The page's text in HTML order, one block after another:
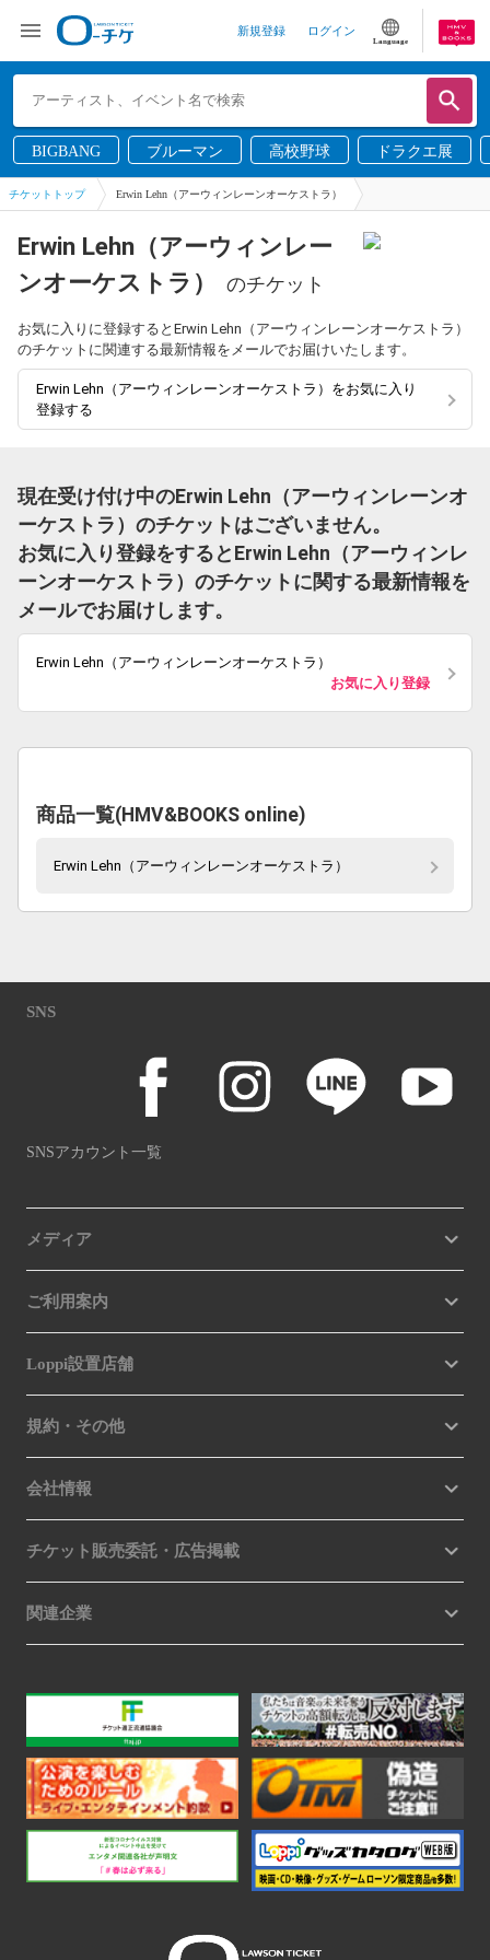
新規登録 ログイン
Language
BIGBANG ブルーマン 高校野球 ドラクエ展
チケットトップ Erwin Lehn（アーウィンレーンオーケストラ）
Erwin Lehn（アーウィンレー
ンオーケストラ）
のチケット
お気に入りに登録するとErwin Lehn（アーウィンレーンオーケストラ）
のチケットに関連する最新情報をメールでお届けいたします。
Erwin Lehn（アーウィンレーンオーケストラ）をお気に入り
登録する
現在受け付け中のErwin Lehn（アーウィンレーンオ
ーケストラ）のチケットはございません。
お気に入り登録をするとErwin Lehn（アーウィンレ
ーンオーケストラ）のチケットに関する最新情報を
メールでお届けします。
Erwin Lehn（アーウィンレーンオーケストラ）
お気に入り登録
商品一覧(HMV&BOOKS online)
Erwin Lehn（アーウィンレーンオーケストラ）
SNS
SNSアカウント一覧
メディア
ご利用案内
Loppi設置店舗
規約・その他
会社情報
チケット販売委託・広告掲載
関連企業